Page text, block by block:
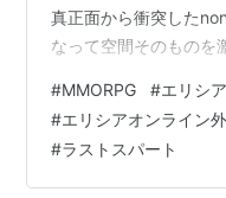
真正面から衝突した
なって空間そのものを
は、身の丈ほどもあ
を泥臭く傾けて直撃を
た底知れぬ衝撃に押し
ついていた。銀面には
#MMORPG #エリシ
#エリシアオンライン
#ラストスパート